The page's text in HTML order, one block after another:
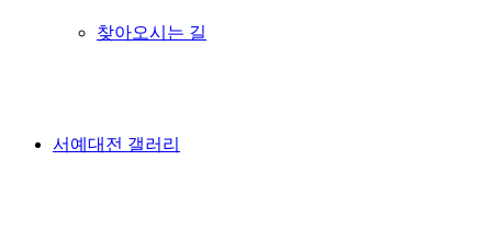
찾아오시는 길
서예대전 갤러리